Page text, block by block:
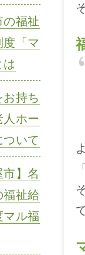
福祉
「マ
は
持ち
ホー
いて
市】名
祉給
ル福